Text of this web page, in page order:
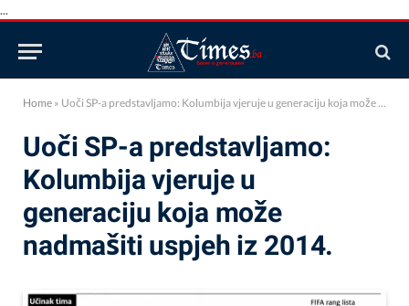
...
Home » Uoči SP-a predstavljamo: Kolumbija vjeruje u generaciju koja može nadmašiti uspjeh iz 2014.
Uoči SP-a predstavljamo:
Kolumbija vjeruje u
generaciju koja može
nadmašiti uspjeh iz 2014.